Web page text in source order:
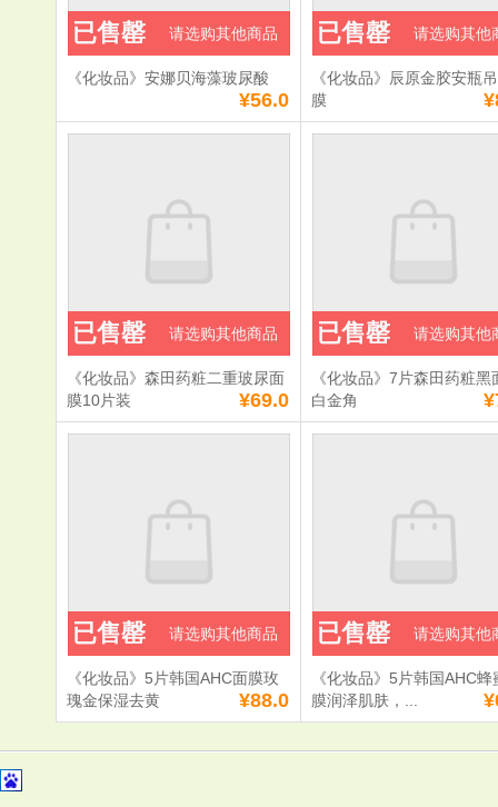
《化妆品》安娜贝海藻玻尿酸
¥56.0
已售罄 请选购其他商品
《化妆品》辰原金胶安瓶
膜
已售罄 请选购其他
《化妆品》森田药粧二重玻尿面
膜10片装
¥69.0
已售罄 请选购其他商品
《化妆品》7片森田药粧黑
白金角
已售罄 请选购其他
《化妆品》5片韩国AHC面膜玫
瑰金保湿去黄
¥88.0
已售罄 请选购其他商品
《化妆品》5片韩国AHC蜂
膜润泽肌肤，...
已售罄 请选购其他